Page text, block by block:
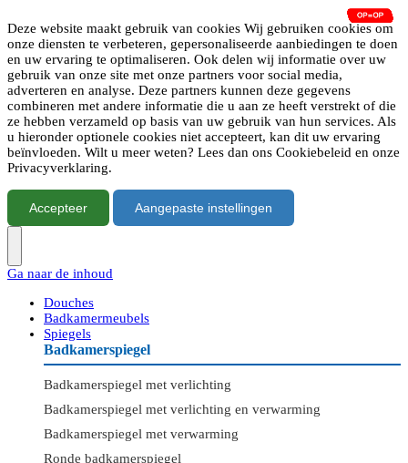
Deze website maakt gebruik van cookies Wij gebruiken cookies om
onze diensten te verbeteren, gepersonaliseerde aanbiedingen te doen
en uw ervaring te optimaliseren. Ook delen wij informatie over uw
gebruik van onze site met onze partners voor social media,
adverteren en analyse. Deze partners kunnen deze gegevens
combineren met andere informatie die u aan ze heeft verstrekt of die
ze hebben verzameld op basis van uw gebruik van hun services. Als
u hieronder optionele cookies niet accepteert, kan dit uw ervaring
beïnvloeden. Wilt u meer weten? Lees dan ons Cookiebeleid en onze
Privacyverklaring.
Accepteer Aangepaste instellingen
Ga naar de inhoud
Douches
Badkamermeubels
Spiegels
Badkamerspiegel
Badkamerspiegel met verlichting
Badkamerspiegel met verlichting en verwarming
Badkamerspiegel met verwarming
Ronde badkamerspiegel